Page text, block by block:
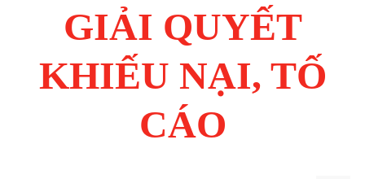
GIẢI QUYẾT
KHIẾU NẠI, TỐ
CÁO